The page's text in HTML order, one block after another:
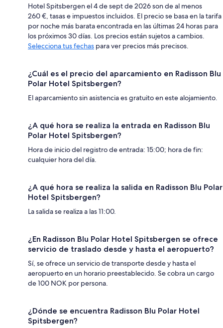
Hotel Spitsbergen el 4 de sept de 2026 son de al menos
260 €, tasas e impuestos incluidos. El precio se basa en la tarifa
por noche más barata encontrada en las últimas 24 horas para
los próximos 30 días. Los precios están sujetos a cambios.
Selecciona tus fechas para ver precios más precisos.
¿Cuál es el precio del aparcamiento en Radisson Blu
Polar Hotel Spitsbergen?
El aparcamiento sin asistencia es gratuito en este alojamiento.
¿A qué hora se realiza la entrada en Radisson Blu
Polar Hotel Spitsbergen?
Hora de inicio del registro de entrada: 15:00; hora de fin:
cualquier hora del día.
¿A qué hora se realiza la salida en Radisson Blu Polar
Hotel Spitsbergen?
La salida se realiza a las 11:00.
¿En Radisson Blu Polar Hotel Spitsbergen se ofrece
servicio de traslado desde y hasta el aeropuerto?
Sí, se ofrece un servicio de transporte desde y hasta el
aeropuerto en un horario preestablecido. Se cobra un cargo
de 100 NOK por persona.
¿Dónde se encuentra Radisson Blu Polar Hotel
Spitsbergen?